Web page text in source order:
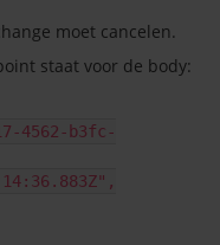
moet cancelen.
staat voor de body: